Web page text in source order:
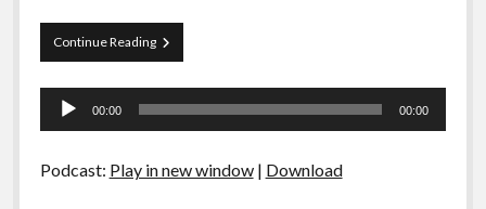
Continue ReadingCurva
de
–
07
Tocador
00:00 00:00
Podcast: Play in new window| Download